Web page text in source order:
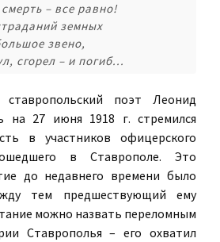
– все равно!
земных
звено,
сгорел – и погиб...
поэт Леонид
на 27 июня 1918 г. стремился
в участников офицерского
в Ставрополе. Это
до недавнего времени было
тем предшествующий ему
можно назвать переломным
Ставрополья – его охватил